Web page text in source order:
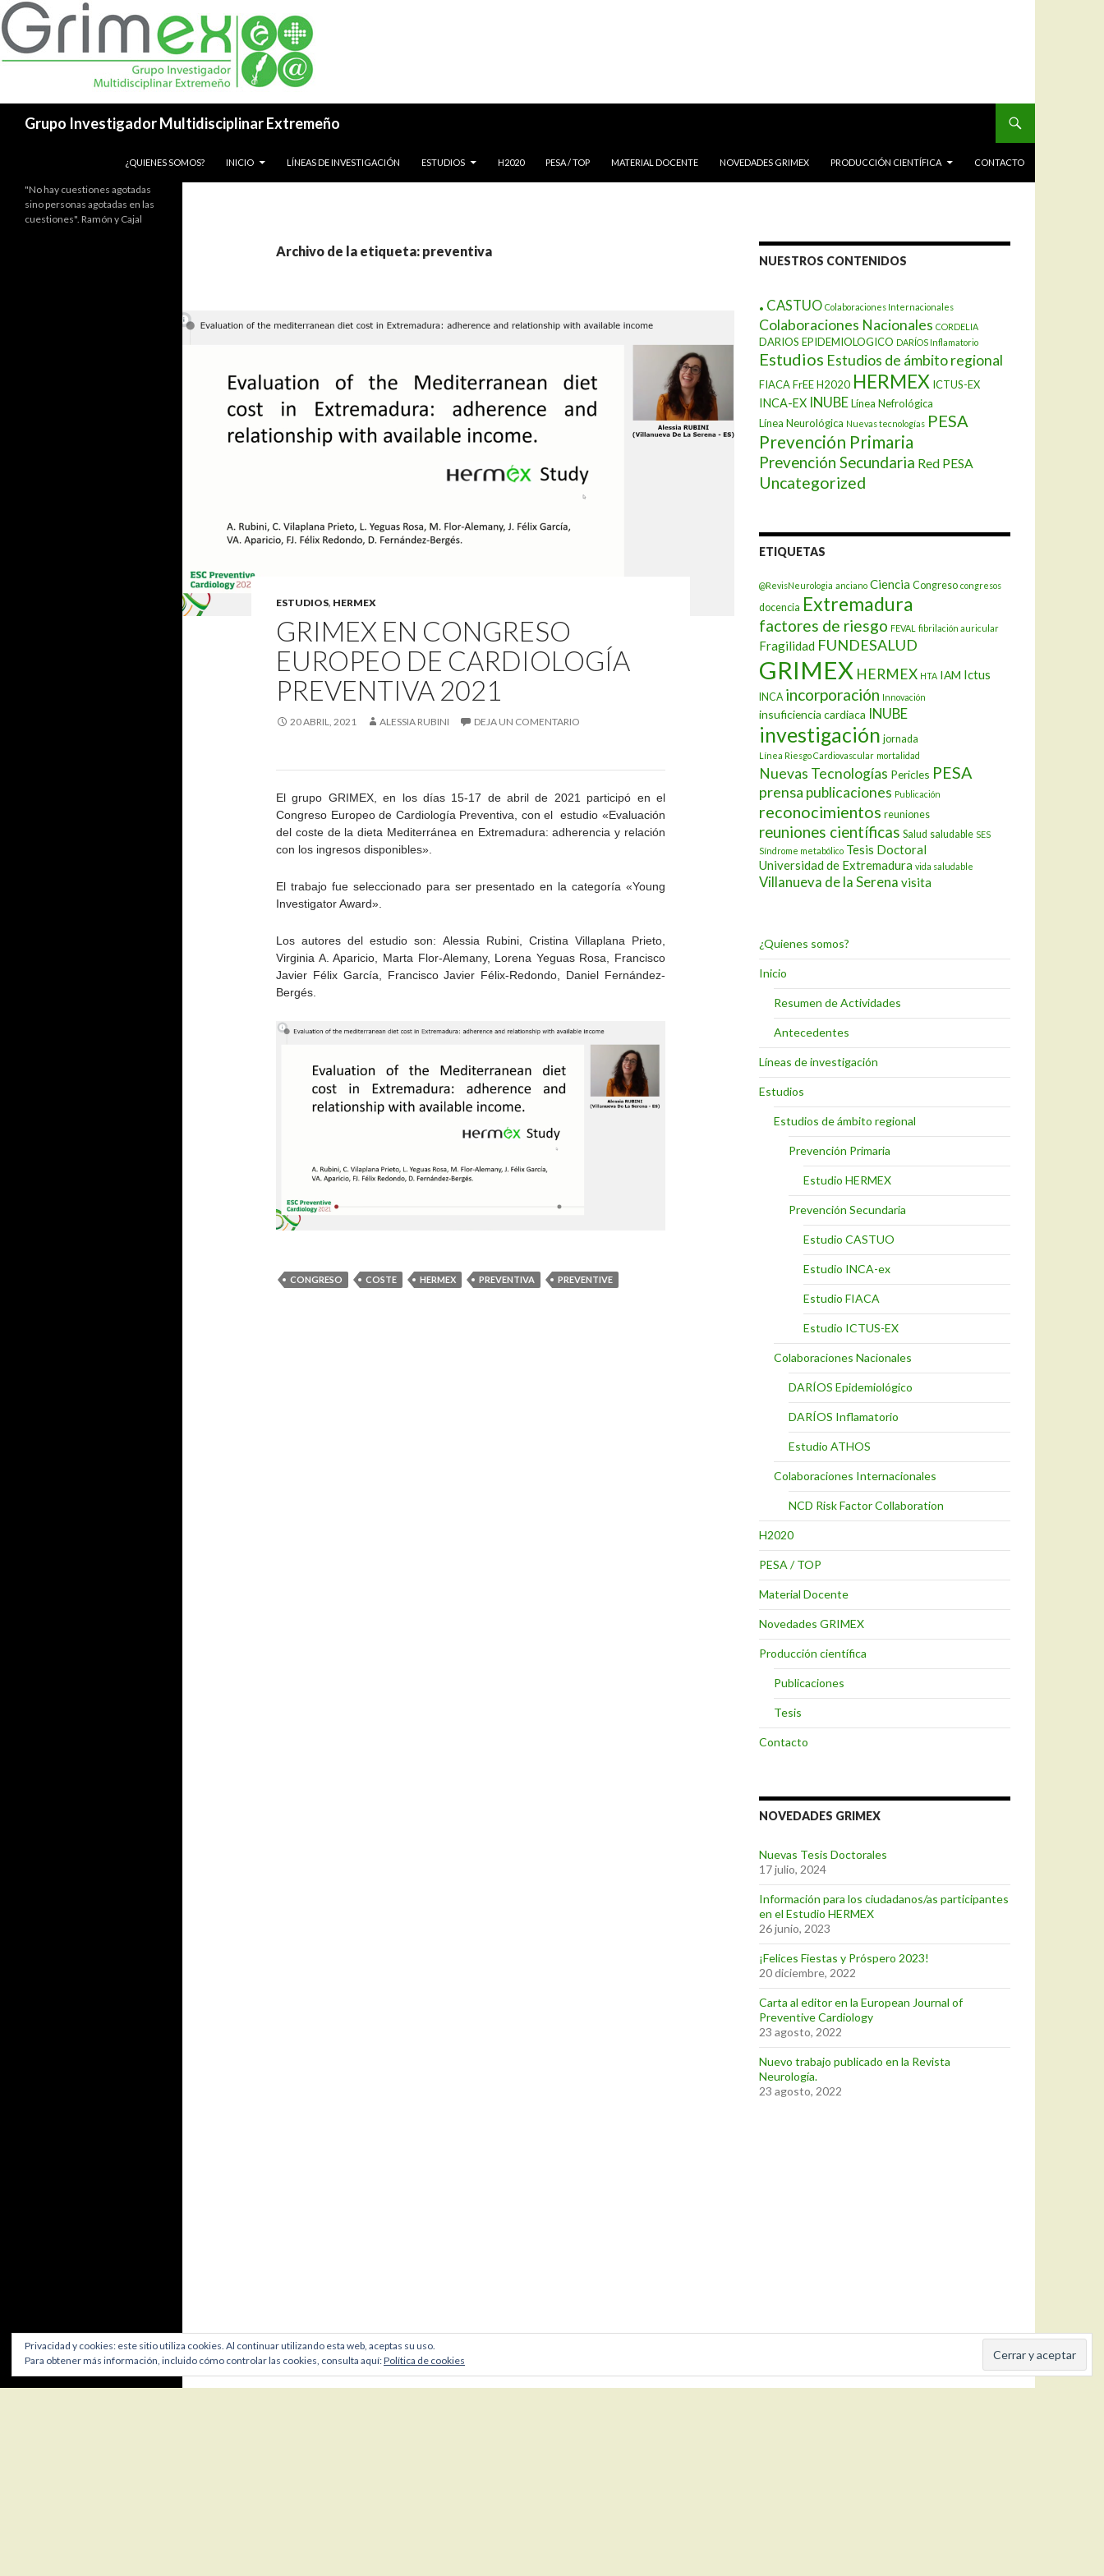
Grupo Investigador Multidisciplinar Extremeño
¿QUIENES SOMOS?
INICIO LÍNEAS DE INVESTIGACIÓN ESTUDIOS H2020 PESA / TOP MATERIAL DOCENTE NOVEDADES GRIMEX PRODUCCIÓN CIENTÍFICA CONTACTO
Archivo de la etiqueta: preventiva
ESTUDIOS, HERMEX
GRIMEX EN CONGRESO
EUROPEO DE CARDIOLOGÍA
PREVENTIVA 2021
20 ABRIL, 2021 ALESSIA RUBINI DEJA UN COMENTARIO
El grupo GRIMEX, en los días 15-17 de abril de 2021 participó en el
Congreso Europeo de Cardiología Preventiva, con el estudio «Evaluación
del coste de la dieta Mediterránea en Extremadura: adherencia y relación
con los ingresos disponibles».
El trabajo fue seleccionado para ser presentado en la categoría «Young
Investigator Award».
Los autores del estudio son: Alessia Rubini, Cristina Villaplana Prieto,
Virginia A. Aparicio, Marta Flor-Alemany, Lorena Yeguas Rosa, Francisco
Javier Félix García, Francisco Javier Félix-Redondo, Daniel Fernández-
Bergés.
CONGRESO COSTE HERMEX PREVENTIVA PREVENTIVE
NUESTROS CONTENIDOS
. CASTUO Colaboraciones Internacionales
Colaboraciones Nacionales CORDELIA
DARIOS EPIDEMIOLOGICO DARÍOS Inflamatorio
Estudios Estudios de ámbito regional
FIACAFrEEH2020 HERMEX ICTUS-EX
INCA-EX INUBELínea Nefrológica
Línea Neurológica Nuevas tecnologías PESA
Prevención Primaria
Prevención Secundaria Red PESA
Uncategorized
ETIQUETAS
@RevisNeurologia anciano Ciencia Congreso congresos
docencia Extremadura
factores de riesgo FEVAL fibrilación auricular
Fragilidad FUNDESALUD
GRIMEX HERMEX HTA IAM Ictus
INCA incorporación Innovación
insuficiencia cardiaca INUBE
investigación jornada
Línea Riesgo Cardiovascular mortalidad
Nuevas Tecnologías Pericles PESA
prensa publicaciones Publicación
reconocimientos reuniones
reuniones científicas Salud saludable SES
Síndrome metabólico Tesis Doctoral
Universidad de Extremadura vida saludable
Villanueva de la Serena visita
¿Quienes somos?
Inicio
Resumen de Actividades
Antecedentes
Líneas de investigación
Estudios
Estudios de ámbito regional
Prevención Primaria
Estudio HERMEX
Prevención Secundaria
Estudio CASTUO
Estudio INCA-ex
Estudio FIACA
Estudio ICTUS-EX
Colaboraciones Nacionales
DARÍOS Epidemiológico
DARÍOS Inflamatorio
Estudio ATHOS
Colaboraciones Internacionales
NCD Risk Factor Collaboration
H2020
PESA / TOP
Material Docente
Novedades GRIMEX
Producción científica
Publicaciones
Tesis
Contacto
NOVEDADES GRIMEX
Nuevas Tesis Doctorales
17 julio, 2024
Información para los ciudadanos/as participantes
en el Estudio HERMEX
26 junio, 2023
¡Felices Fiestas y Próspero 2023!
20 diciembre, 2022
Carta al editor en la European Journal of
Preventive Cardiology
23 agosto, 2022
Nuevo trabajo publicado en la Revista
Neurología.
23 agosto, 2022
"No hay cuestiones agotadas
sino personas agotadas en las
cuestiones". Ramón y Cajal
Privacidad y cookies: este sitio utiliza cookies. Al continuar utilizando esta web, aceptas su uso.
Para obtener más información, incluido cómo controlar las cookies, consulta aquí:Política de cookies